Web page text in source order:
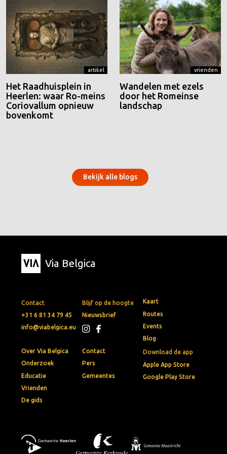
artikel
Het Raadhuisplein in
Heerlen: waar Ro-meins
Coriovallum opnieuw
bovenkomt
vrienden
Wandelen met ezels
door het Romeinse
landschap
Bekijk alle blogs
Via Belgica
Contact
+31 6 81 34 79 45
info@viabelgica.eu
Blijf op de hoogte
Nieuwsbrief
Download de app
Apple App Store
Google Play Store
Kaart
Routes
Events
Blog
Over Via Belgica
Onderzoek
Educatie
Vrienden
De gids
Contact
Pers
Gemeentes